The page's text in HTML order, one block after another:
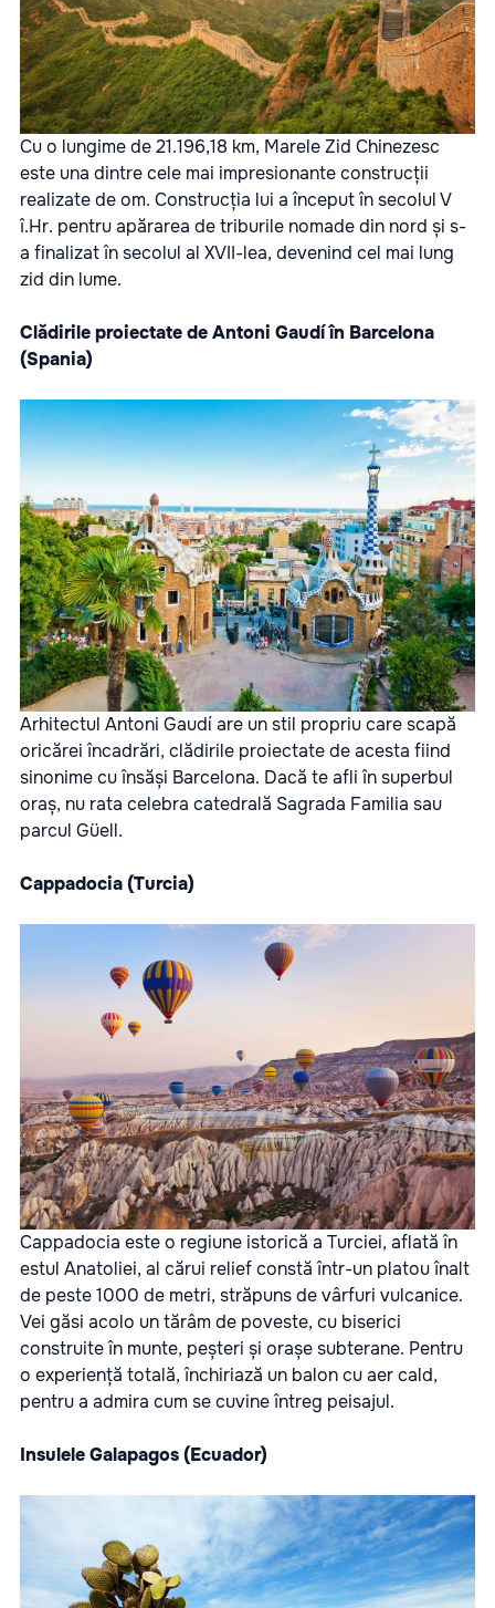
Cu o lungime de 21.196,18 km, Marele Zid Chinezesc
este una dintre cele mai impresionante construcții
realizate de om. Construcția lui a început în secolul V
î.Hr. pentru apărarea de triburile nomade din nord și s-
a finalizat în secolul al XVII-lea, devenind cel mai lung
zid din lume.
Clădirile proiectate de Antoni Gaudí în Barcelona
(Spania)
Arhitectul Antoni Gaudí are un stil propriu care scapă
oricărei încadrări, clădirile proiectate de acesta fiind
sinonime cu însăși Barcelona. Dacă te afli în superbul
oraș, nu rata celebra catedrală Sagrada Familia sau
parcul Güell.
Cappadocia (Turcia)
Cappadocia este o regiune istorică a Turciei, aflată în
estul Anatoliei, al cărui relief constă într-un platou înalt
de peste 1000 de metri, străpuns de vârfuri vulcanice.
Vei găsi acolo un tărâm de poveste, cu biserici
construite în munte, peșteri și orașe subterane. Pentru
o experiență totală, închiriază un balon cu aer cald,
pentru a admira cum se cuvine întreg peisajul.
Insulele Galapagos (Ecuador)